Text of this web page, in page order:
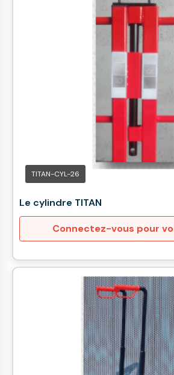
TITAN-CYL-26
Le cylindre TITAN
Connectez-vous pour